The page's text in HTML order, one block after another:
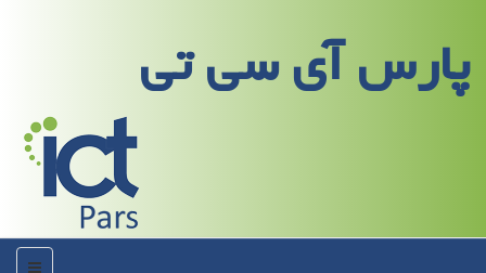
پارس آی سی تی
منو